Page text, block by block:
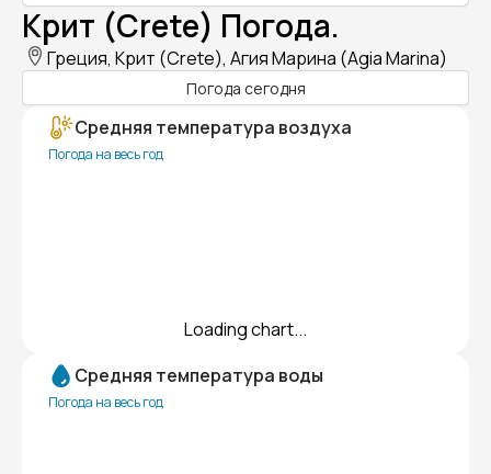
Крит (Crete) Погода.
Греция, Крит (Crete), Агия Марина (Agia Marina)
Погода сегодня
Средняя температура воздуха
Погода на весь год
Loading chart...
Средняя температура воды
Погода на весь год